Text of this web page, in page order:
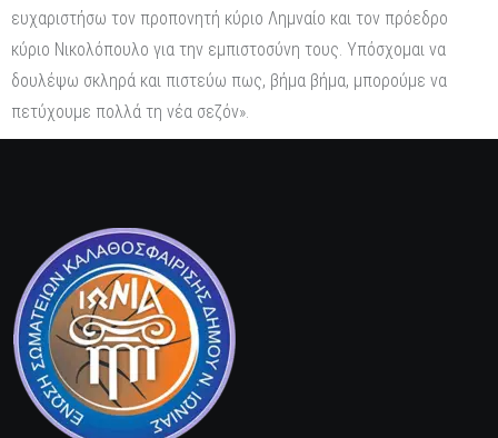
ευχαριστήσω τον προπονητή κύριο Λημναίο και τον πρόεδρο
κύριο Νικολόπουλο για την εμπιστοσύνη τους. Υπόσχομαι να
δουλέψω σκληρά και πιστεύω πως, βήμα βήμα, μπορούμε να
πετύχουμε πολλά τη νέα σεζόν».